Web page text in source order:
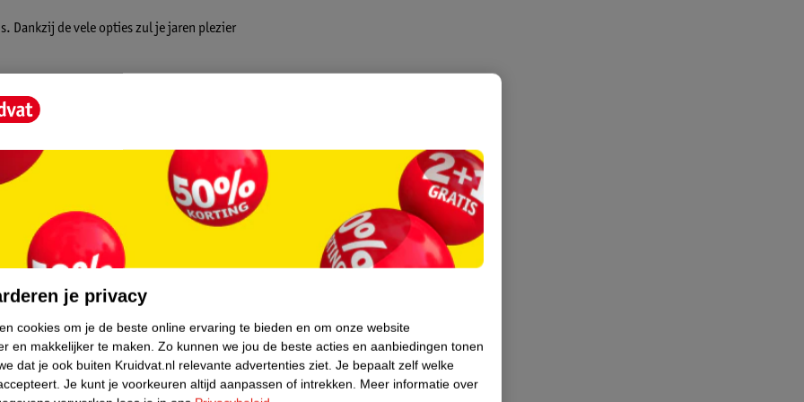
Dankzij de vele opties zul je jaren plezier
zelfstandig rechtop kan zitten tot en met
ruimte in beslag, is de stoel
5-puntsveiligheidsgordel blijft je kindje
Zo past de stoel naast de bank of aan de
rugleuning kan in 3 niveaus worden
liggend voor korte rust momentjes. Ook
zithouding. De bekleding van Moon
om op te zitten en zeer eenvoudig te
voorzien doordat je hem kunt
zodat je hem goed kan reinigen.
je privacy
cookies om je de beste online ervaring te bieden en om onze website
en makkelijker te maken. Zo kunnen we jou de beste acties en aanbiedingen tonen
dat je ook buiten Kruidvat.nl relevante advertenties ziet. Je bepaalt zelf welke
Je kunt je voorkeuren altijd aanpassen of intrekken. Meer informatie over